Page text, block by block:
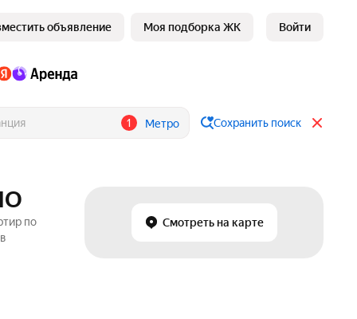
объявление Моя подборка ЖК Войти
1 Метро Сохранить поиск
Смотреть на карте
по